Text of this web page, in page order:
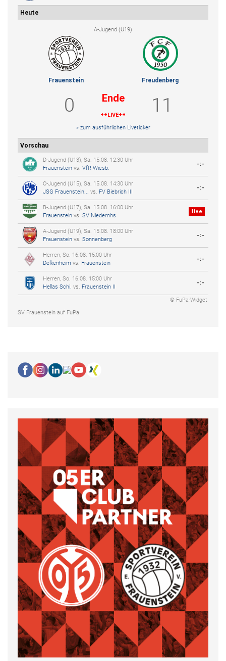
Heute
A-Jugend (U19)
Frauenstein Freudenberg
0 Ende
++LIVE++ 11
» zum ausführlichen Liveticker
Vorschau
D-Jugend (U13), Sa. 15.08. 12:30 Uhr
Frauenstein vs. VfR Wiesb.
-:-
C-Jugend (U15), Sa. 15.08. 14:30 Uhr
JSG Frauenstein...
vs. FV Biebrich III
-:-
B-Jugend (U17), Sa. 15.08. 16:00 Uhr
Frauenstein vs. SV Niedernhs
live
A-Jugend (U19), Sa. 15.08. 18:00 Uhr
Frauenstein vs. Sonnenberg
-:-
Herren, So. 16.08. 15:00 Uhr
Delkenheim vs. Frauenstein
-:-
Herren, So. 16.08. 15:00 Uhr
Hellas Schi. vs. Frauenstein II
-:-
© FuPa-Widget
SV Frauenstein auf FuPa